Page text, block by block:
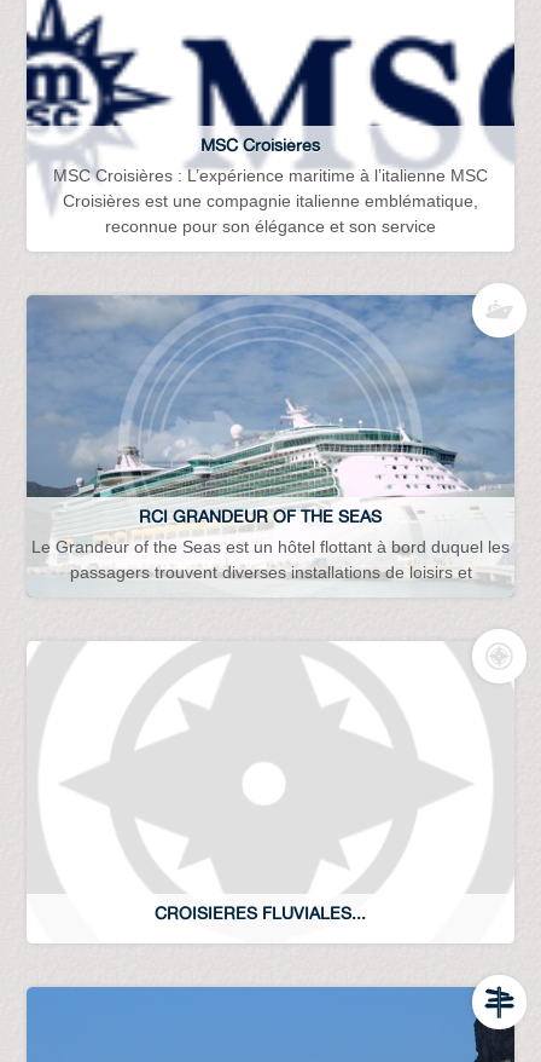
MSC Croisières
MSC Croisières : L’expérience maritime à l’italienne MSC
Croisières est une compagnie italienne emblématique,
reconnue pour son élégance et son service
RCI GRANDEUR OF THE SEAS
Le Grandeur of the Seas est un hôtel flottant à bord duquel les
passagers trouvent diverses installations de loisirs et
CROISIERES FLUVIALES...